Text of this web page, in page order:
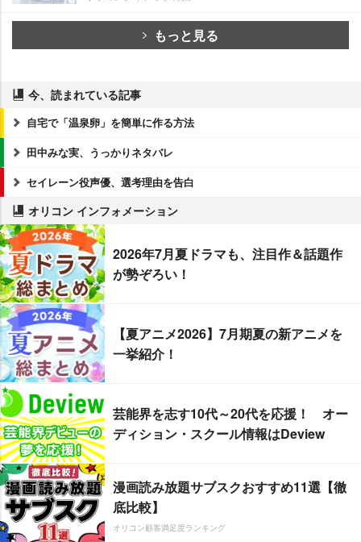
もっと見る
今、読まれている記事
自宅で「温泉卵」を簡単に作る方法
田中みな実、うっかりネタバレ
セイレーン役声優、選考理由を告白
オリコン インフォメーション
2026年7月夏ドラマも、注目作＆話題作
が勢ぞろい！
【夏アニメ2026】7月期夏の新アニメを
一挙紹介！
芸能界を志す10代～20代を応援！ オー
ディション・スクール情報はDeview
漫画読み放題サブスクおすすめ11選【徹
底比較】
オリコン顧客満足度ランキング